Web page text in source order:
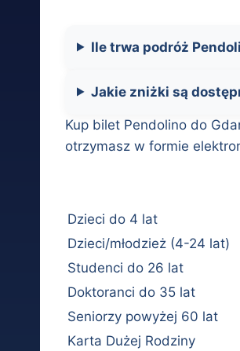
Ile trwa podróż
Jakie zniżki są
Kup bilet Pendolino do
otrzymasz w formie
Dzieci do 4 lat
Dzieci/młodzież (4-24 lat)
Studenci do 26 lat
Doktoranci do 35 lat
Seniorzy powyżej 60 lat
Karta Dużej Rodziny